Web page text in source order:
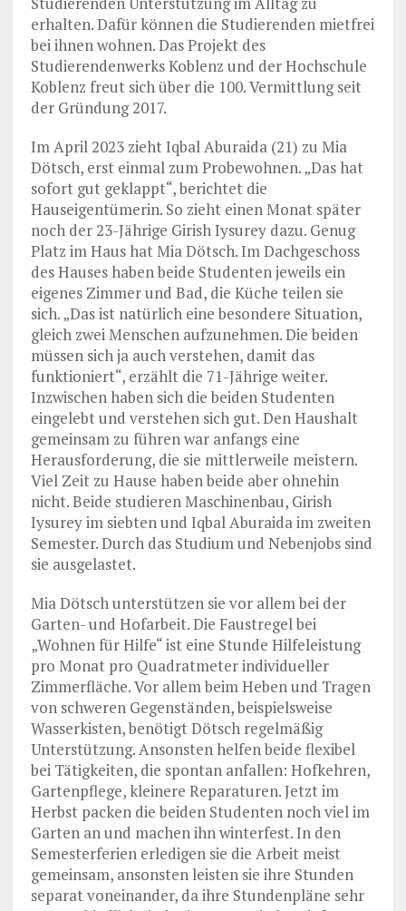
erhalten. Dafür können die Studierenden mietfrei
bei ihnen wohnen. Das Projekt des
Studierendenwerks Koblenz und der Hochschule
Koblenz freut sich über die 100. Vermittlung seit
der Gründung 2017.
Im April 2023 zieht Iqbal Aburaida (21) zu Mia
Dötsch, erst einmal zum Probewohnen. „Das hat
sofort gut geklappt“, berichtet die
Hauseigentümerin. So zieht einen Monat später
noch der 23-Jährige Girish Iysurey dazu. Genug
Platz im Haus hat Mia Dötsch. Im Dachgeschoss
des Hauses haben beide Studenten jeweils ein
eigenes Zimmer und Bad, die Küche teilen sie
sich. „Das ist natürlich eine besondere Situation,
gleich zwei Menschen aufzunehmen. Die beiden
müssen sich ja auch verstehen, damit das
funktioniert“, erzählt die 71-Jährige weiter.
Inzwischen haben sich die beiden Studenten
eingelebt und verstehen sich gut. Den Haushalt
gemeinsam zu führen war anfangs eine
Herausforderung, die sie mittlerweile meistern.
Viel Zeit zu Hause haben beide aber ohnehin
nicht. Beide studieren Maschinenbau, Girish
Iysurey im siebten und Iqbal Aburaida im zweiten
Semester. Durch das Studium und Nebenjobs sind
sie ausgelastet.
Mia Dötsch unterstützen sie vor allem bei der
Garten- und Hofarbeit. Die Faustregel bei
„Wohnen für Hilfe“ ist eine Stunde Hilfeleistung
pro Monat pro Quadratmeter individueller
Zimmerfläche. Vor allem beim Heben und Tragen
von schweren Gegenständen, beispielsweise
Wasserkisten, benötigt Dötsch regelmäßig
Unterstützung. Ansonsten helfen beide flexibel
bei Tätigkeiten, die spontan anfallen: Hofkehren,
Gartenpflege, kleinere Reparaturen. Jetzt im
Herbst packen die beiden Studenten noch viel im
Garten an und machen ihn winterfest. In den
Semesterferien erledigen sie die Arbeit meist
gemeinsam, ansonsten leisten sie ihre Stunden
separat voneinander, da ihre Stundenpläne sehr